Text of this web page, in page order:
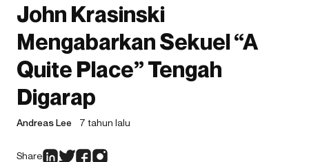
John Krasinski
Mengabarkan Sekuel “A
Quite Place” Tengah
Digarap
Andreas Lee 7 tahun lalu
Share